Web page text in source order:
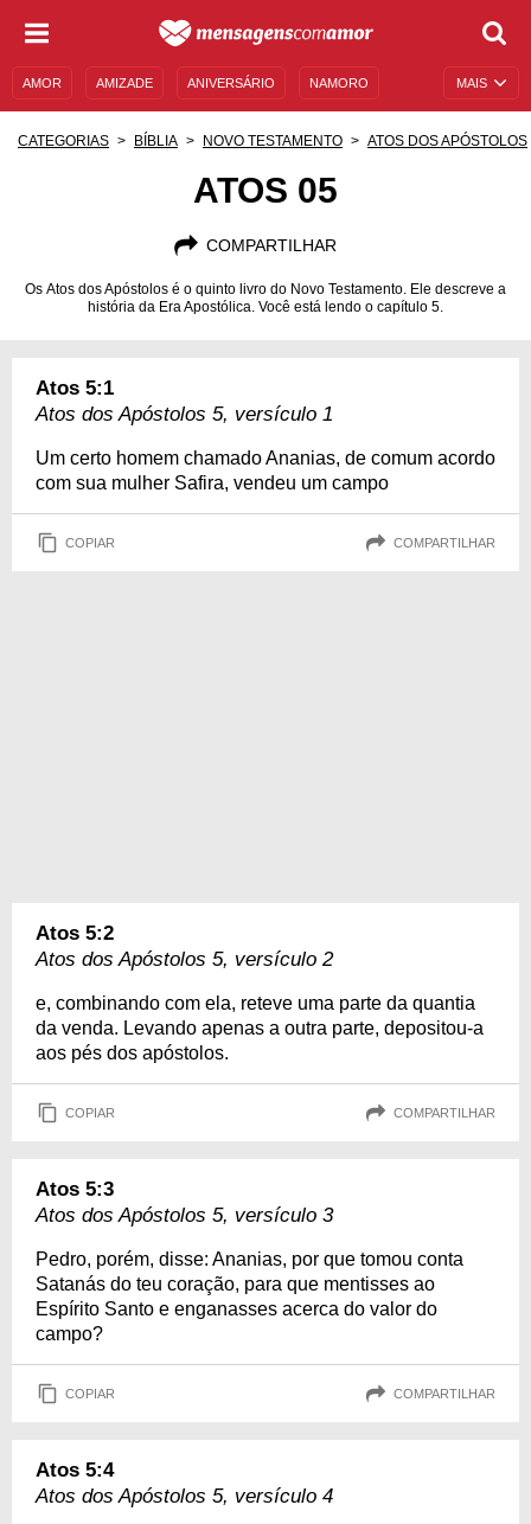
MAIS
AMOR AMIZADE ANIVERSÁRIO NAMORO
CATEGORIAS BÍBLIA NOVO TESTAMENTO ATOS DOS APÓSTOLOS
ATOS 05
COMPARTILHAR
Os Atos dos Apóstolos é o quinto livro do Novo Testamento. Ele descreve a
história da Era Apostólica. Você está lendo o capítulo 5.
Atos 5:1
Atos dos Apóstolos 5, versículo 1
Um certo homem chamado Ananias, de comum acordo
com sua mulher Safira, vendeu um campo
COPIAR COMPARTILHAR
Atos 5:2
Atos dos Apóstolos 5, versículo 2
e, combinando com ela, reteve uma parte da quantia
da venda. Levando apenas a outra parte, depositou-a
aos pés dos apóstolos.
COPIAR COMPARTILHAR
Atos 5:3
Atos dos Apóstolos 5, versículo 3
Pedro, porém, disse: Ananias, por que tomou conta
Satanás do teu coração, para que mentisses ao
Espírito Santo e enganasses acerca do valor do
campo?
COPIAR COMPARTILHAR
Atos 5:4
Atos dos Apóstolos 5, versículo 4